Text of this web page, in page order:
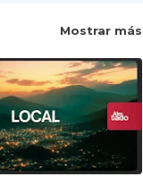
Mostrar más